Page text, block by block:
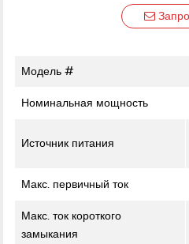
Модель #
Номинальная мощность
Источник питания
Макс. первичный ток
Макс. ток короткого
замыкания